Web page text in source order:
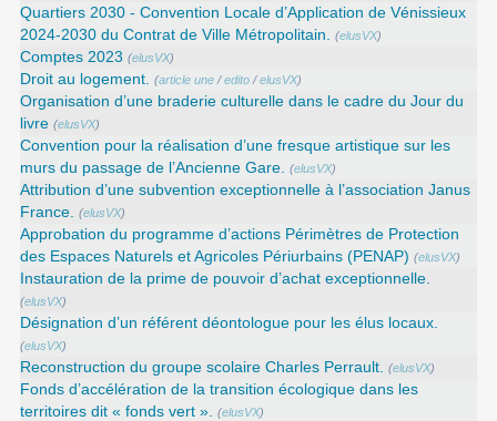
Quartiers 2030 - Convention Locale d’Application de Vénissieux
2024-2030 du Contrat de Ville Métropolitain.
(elusVX)
Comptes 2023 (elusVX)
Droit au logement. (article une /edito /elusVX)
Organisation d’une braderie culturelle dans le cadre du Jour du
livre (elusVX)
Convention pour la réalisation d’une fresque artistique sur les
murs du passage de l’Ancienne Gare.
(elusVX)
Attribution d’une subvention exceptionnelle à l’association Janus
France.
(elusVX)
Approbation du programme d’actions Périmètres de Protection
des Espaces Naturels et Agricoles Périurbains (PENAP) (elusVX)
Instauration de la prime de pouvoir d’achat exceptionnelle.
(elusVX)
Désignation d’un référent déontologue pour les élus locaux.
(elusVX)
Reconstruction du groupe scolaire Charles Perrault. (elusVX)
Fonds d’accélération de la transition écologique dans les
territoires dit « fonds vert ».
(elusVX)